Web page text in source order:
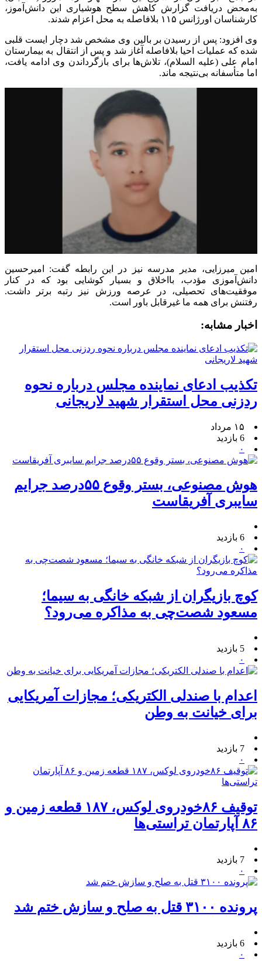
به‌محض دریافت گزارش کاهش سطح هوشیاری این دانش‌آموز،
کارشناسان اورژانس ۱۱۵ بلافاصله به محل اعزام شدند.
وی افزود: پس از رسیدن بر بالین وی مشخص شد دچار ایست قلبی
شده که عملیات احیا بلافاصله آغاز شد و پس از انتقال به بیمارستان
امام علی (علیه السلام)، تلاش‌ها برای بازگرداندن وی ادامه یافت،
اما متأسفانه بی‌نتیجه ماند.
امین میرزایی، مدیر مدرسه نیز در این رابطه گفت: امیرحسین
دانش‌آموزی مؤدب، بااخلاق و بسیار کوشایی بود که در کنار
موفقیت‌های تحصیلی، در عرصه ورزش نیز رتبه برتر داشت.
رفتنش برای همه ما غیرقابل باور است.
اخبار مشابه:
تکذیب ادعای نماینده مجلس درباره نحوه
ردزنی محل استقرار شهید لاریجانی
۱۵ مرداد
6 بازدید
۰
هوش مصنوعی، بستر وقوع ۵۵درصد جرایم
سایبری آفریقاست
6 بازدید
۰
کوچ بازیگران از شبکه خانگی به سیما؛
مسعود شصت‌چی به مذاکره می‌رود؟
5 بازدید
۰
اعدام با صندلی الکتریکی؛ مجازات آمریکایی
برای خیانت به وطن
7 بازدید
۰
توقیف ۸۶خودروی لوکس، ۱۸۷ قطعه زمین و
۸۶ آپارتمان تراستی‌ها
7 بازدید
۰
پرونده ۳۱۰۰ قتل به صلح و سازش ختم شد
6 بازدید
۰